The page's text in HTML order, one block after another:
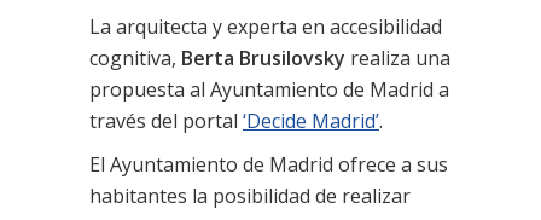
La arquitecta y experta en accesibilidad
cognitiva, Berta Brusilovsky realiza una
propuesta al Ayuntamiento de Madrid a
través del portal ‘Decide Madrid’.
El Ayuntamiento de Madrid ofrece a sus
habitantes la posibilidad de realizar